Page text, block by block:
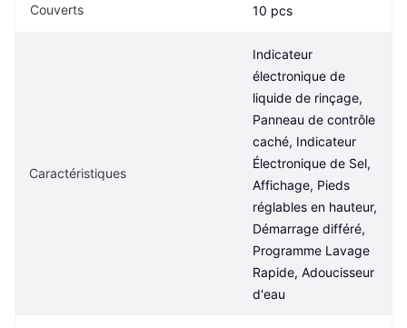
Couverts 10 pcs
Caractéristiques
Indicateur
électronique de
liquide de rinçage,
Panneau de contrôle
caché, Indicateur
Électronique de Sel,
Affichage, Pieds
réglables en hauteur,
Démarrage différé,
Programme Lavage
Rapide, Adoucisseur
d'eau